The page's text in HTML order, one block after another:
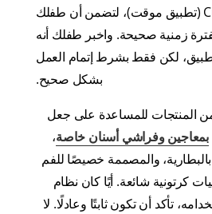
مثل Cute Timer (تطبيق موقت)، لتضمن أن طفلك
زمنية صحيحة. واخبر طفلك أنه
لكن فقط بشرط إتمام العمل
بشكل صحيح.
المنتجات للمساعدة على جعل
بمعاجين وفراشي أسنان خاصة،
بالبطارية، والمصممة خصيصًا للفم
كرتونية شائعة. أيًا كان نظام
تأكد أن تكون ثابتًا وعادلًا. لا